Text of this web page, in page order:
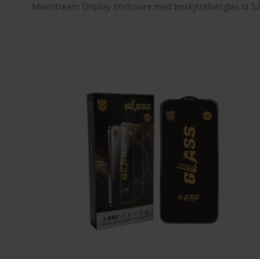
Mainstream Display Enclosure med beskyttelsesglas til